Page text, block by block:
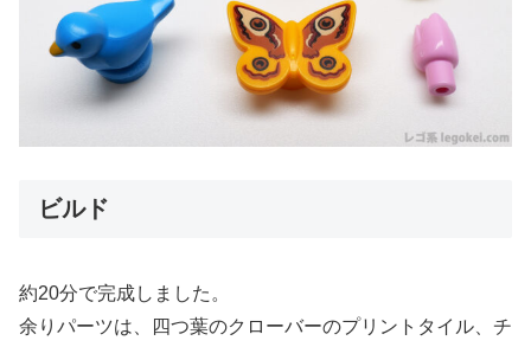
ビルド
約20分で完成しました。
余りパーツは、四つ葉のクローバーのプリントタイル、チ